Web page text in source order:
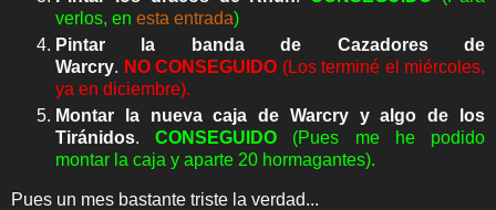
verlos, en esta entrada)
Pintar la banda de Cazadores de
Warcry. NO CONSEGUIDO (Los terminé el miércoles,
ya en diciembre).
Montar la nueva caja de Warcry y algo de los
Tiránidos.CONSEGUIDO (Pues me he podido
montar la caja y aparte 20 hormagantes).
Pues un mes bastante triste la verdad...